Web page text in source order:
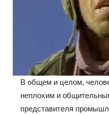
В общем и целом,
неплохим и
представителя